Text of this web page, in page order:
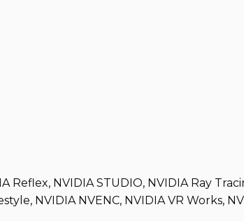
NVIDIA STUDIO, NVIDIA Ray
NVIDIA NVENC, NVIDIA VR Works,